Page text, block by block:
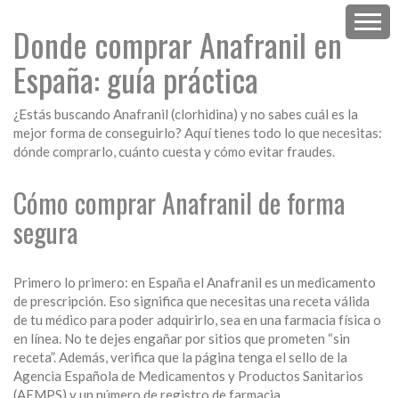
Donde comprar Anafranil en
España: guía práctica
¿Estás buscando Anafranil (clorhidina) y no sabes cuál es la
mejor forma de conseguirlo? Aquí tienes todo lo que necesitas:
dónde comprarlo, cuánto cuesta y cómo evitar fraudes.
Cómo comprar Anafranil de forma
segura
Primero lo primero: en España el Anafranil es un medicamento
de prescripción. Eso significa que necesitas una receta válida
de tu médico para poder adquirirlo, sea en una farmacia física o
en línea. No te dejes engañar por sitios que prometen “sin
receta”. Además, verifica que la página tenga el sello de la
Agencia Española de Medicamentos y Productos Sanitarios
(AEMPS) y un número de registro de farmacia.